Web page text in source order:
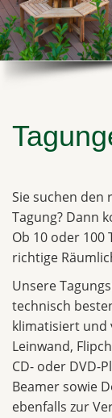
Sie suchen den
Tagung? Dann
Ob 10 oder
richtige
Unsere
technisch
klimatisiert und
Leinwand,
CD- oder DVD-
Beamer sowie
ebenfalls zur